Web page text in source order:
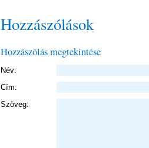
Hozzászólások
Hozzászólás megtekintése
Név:
Cím:
Szöveg: